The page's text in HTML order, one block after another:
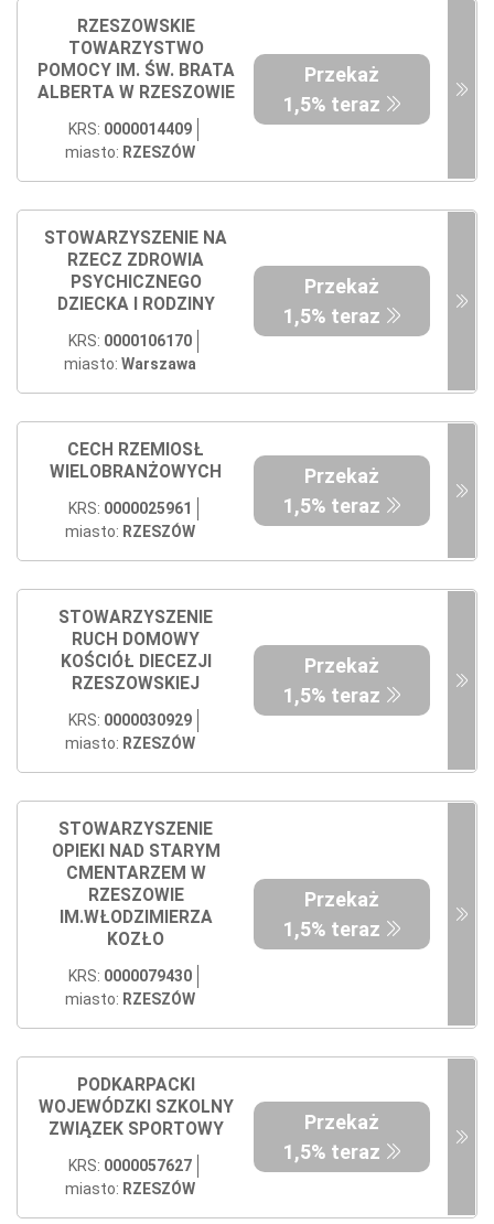
RZESZOWSKIE
TOWARZYSTWO
POMOCY IM. ŚW. BRATA
ALBERTA W RZESZOWIE
KRS: 0000014409
miasto: RZESZÓW
Przekaż
1,5% teraz
STOWARZYSZENIE NA
RZECZ ZDROWIA
PSYCHICZNEGO
DZIECKA I RODZINY
KRS: 0000106170
miasto: Warszawa
Przekaż
1,5% teraz
CECH RZEMIOSŁ
WIELOBRANŻOWYCH
KRS: 0000025961
miasto: RZESZÓW
Przekaż
1,5% teraz
STOWARZYSZENIE
RUCH DOMOWY
KOŚCIÓŁ DIECEZJI
RZESZOWSKIEJ
KRS: 0000030929
miasto: RZESZÓW
Przekaż
1,5% teraz
STOWARZYSZENIE
OPIEKI NAD STARYM
CMENTARZEM W
RZESZOWIE
IM.WŁODZIMIERZA
KOZŁO
KRS: 0000079430
miasto: RZESZÓW
Przekaż
1,5% teraz
PODKARPACKI
WOJEWÓDZKI SZKOLNY
ZWIĄZEK SPORTOWY
KRS: 0000057627
miasto: RZESZÓW
Przekaż
1,5% teraz